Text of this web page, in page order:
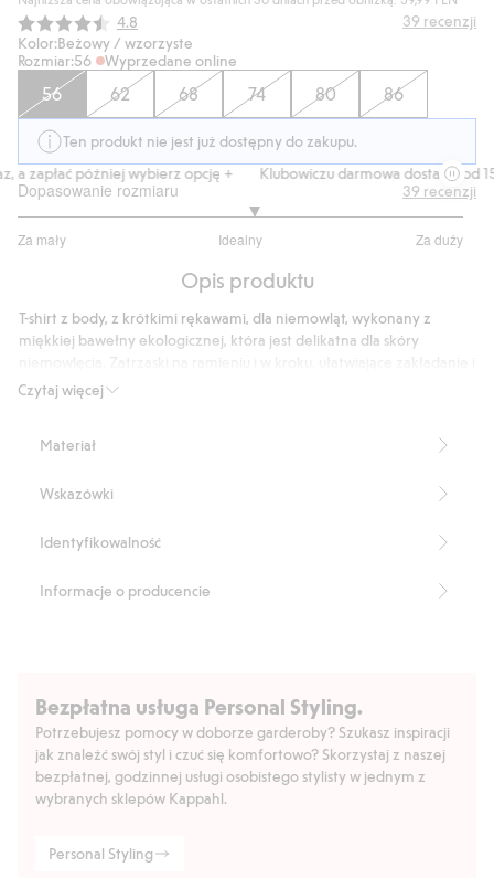
Średnia ocena:
4.8 39 recenzji
Kolor:Beżowy / wzorzyste
Rozmiar:56 Wyprzedane online
56 62 68 74 80 86
Ten produkt nie jest już dostępny do zakupu.
zapłać później wybierz opcję +
Klubowiczu darmowa dostawa od 150
Dopasowanie rozmiaru
Za mały Idealny Za duży
na
34
głosów
39 recenzji
Opis produktu
Czytaj więcej
T-shirt z body, z krótkimi rękawami, dla niemowląt, wykonany z
miękkiej bawełny ekologicznej, która jest delikatna dla skóry
zdejmowanie. Body ma wzór w samochody, zwierzęta i palmy.
Produkt zawiera 100% bawełny ekologicznej.
Made with organic cotton - GOTS
Materiał
Wskazówki
Identyfikowalność
Informacje o producencie
Bezpłatna usługa Personal Styling.
Potrzebujesz pomocy w doborze garderoby? Szukasz inspiracji
jak znaleźć swój styl i czuć się komfortowo? Skorzystaj z naszej
bezpłatnej, godzinnej usługi osobistego stylisty w jednym z
wybranych sklepów Kappahl.
Personal Styling